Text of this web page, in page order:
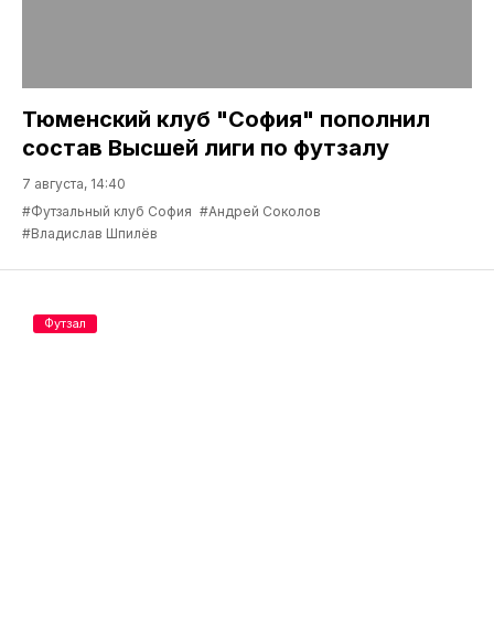
Тюменский клуб "София" пополнил
состав Высшей лиги по футзалу
7 августа, 14:40
#Футзальный клуб София #Андрей Соколов
#Владислав Шпилёв
Футзал